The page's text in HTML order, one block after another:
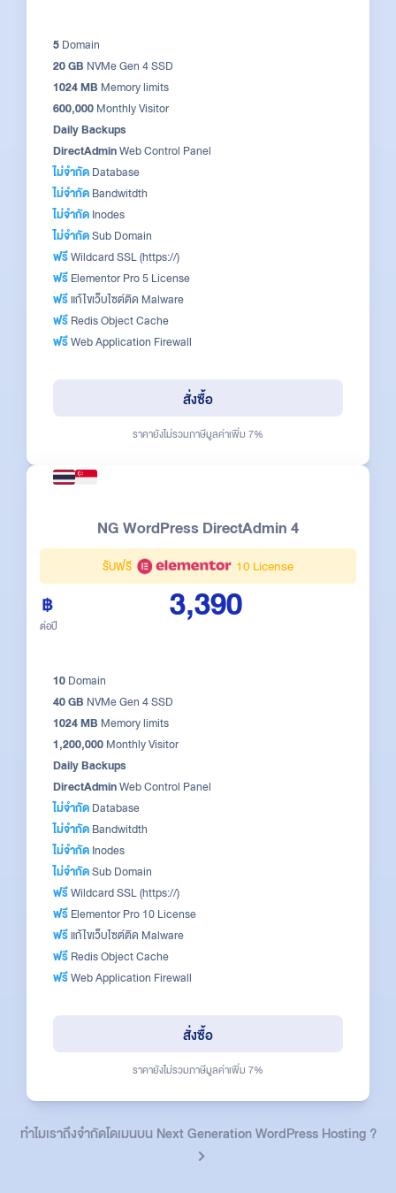
5 Domain
20 GB NVMe Gen 4 SSD
1024 MB Memory limits
600,000 Monthly Visitor
Daily Backups
DirectAdminWeb Control Panel
ไม่จำกัด Database
ไม่จำกัด Bandwitdth
ไม่จำกัด Inodes
ไม่จำกัดSub Domain
ฟรีWildcard SSL (https://)
ฟรี Elementor Pro 5 License
ฟรีแก้ไขเว็บไซต์ติด Malware
ฟรี Redis Object Cache
ฟรีWeb Application Firewall
สั่งซื้อ
ราคายังไม่รวมภาษีมูลค่าเพิ่ม 7%
NG WordPress DirectAdmin 4
รับฟรี 10 License
3,390
ต่อปี
10 Domain
40 GB NVMe Gen 4 SSD
1024 MB Memory limits
1,200,000 Monthly Visitor
Daily Backups
DirectAdminWeb Control Panel
ไม่จำกัด Database
ไม่จำกัด Bandwitdth
ไม่จำกัด Inodes
ไม่จำกัดSub Domain
ฟรีWildcard SSL (https://)
ฟรี Elementor Pro 10 License
ฟรีแก้ไขเว็บไซต์ติด Malware
ฟรี Redis Object Cache
ฟรีWeb Application Firewall
สั่งซื้อ
ราคายังไม่รวมภาษีมูลค่าเพิ่ม 7%
ทำไมเราถึงจำกัดโดเมนบน Next Generation WordPress Hosting ?